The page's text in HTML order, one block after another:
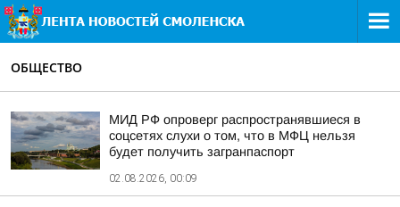
ОБЩЕСТВО
МИД РФ опроверг распространявшиеся в
соцсетях слухи о том, что в МФЦ нельзя
будет получить загранпаспорт
02.08.2026, 00:09